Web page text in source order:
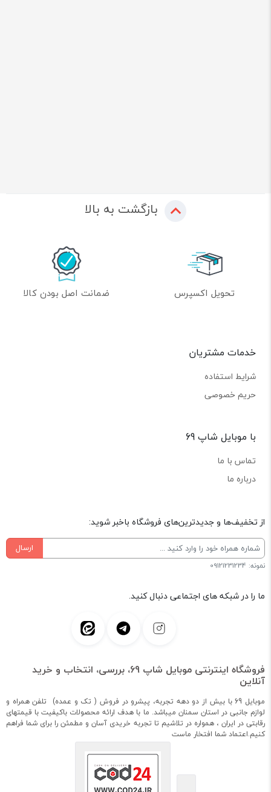
بازگشت به بالا
تحویل اکسپرس ضمانت اصل بودن کالا
خدمات مشتریان
شرایط استفاده
حریم خصوصی
با موبایل شاپ 69
تماس با ما
درباره ما
از تخفیف‌ها و جدیدترین‌های فروشگاه باخبر شوید:
ارسال
نمونه: 09121231234
ما را در شبکه های اجتماعی دنبال کنید.
فروشگاه اینترنتی موبایل شاپ 69، بررسی، انتخاب و خرید
آنلاین
موبایل 69 با بیش از دو دهه تجربه، پیشرو در فروش ( تک و عمده) تلفن همراه و
لوازم جانبی در استان سمنان میباشد. ما با هدف ارائه محصولات باکیفیت با قیمتهای
رقابتی در ایران ، همواره در تلاشیم تا تجربه خریدی آسان و مطمئن را برای شما فراهم
کنیم.اعتماد شما افتخار ماست